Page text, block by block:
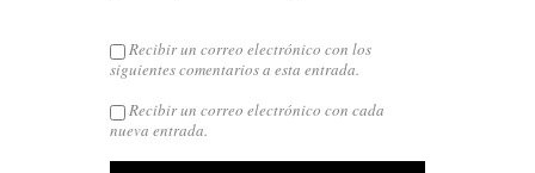
Recibir un correo electrónico con los
siguientes comentarios a esta entrada.
Recibir un correo electrónico con cada
nueva entrada.